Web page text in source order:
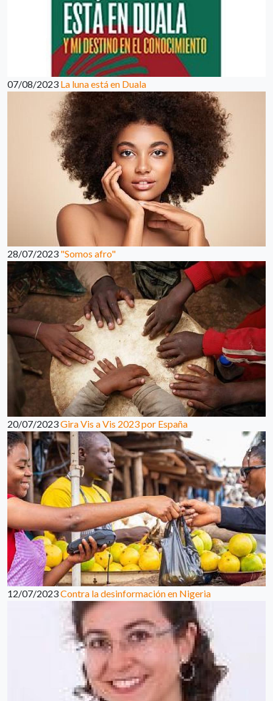
07/08/2023 La luna está en Duala
28/07/2023 "Somos afro"
20/07/2023Gira Vis a Vis 2023 por España
12/07/2023Contra la desinformación en Nigeria